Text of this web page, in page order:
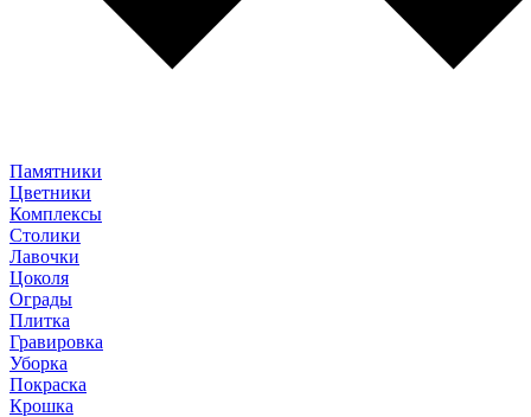
Памятники
Цветники
Комплексы
Столики
Лавочки
Цоколя
Ограды
Плитка
Гравировка
Уборка
Покраска
Крошка